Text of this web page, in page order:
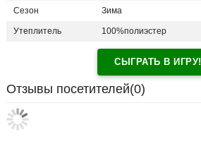
Сезон Зима
Утеплитель 100%полиэстер
СЫГРАТЬ В ИГРУ!
Отзывы посетителей(0)